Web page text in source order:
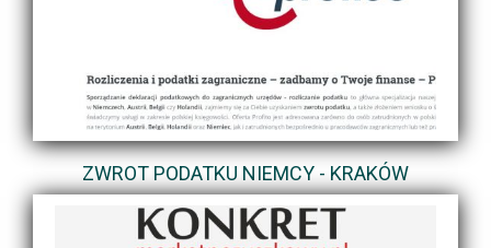
ZWROT PODATKU NIEMCY - KRAKÓW